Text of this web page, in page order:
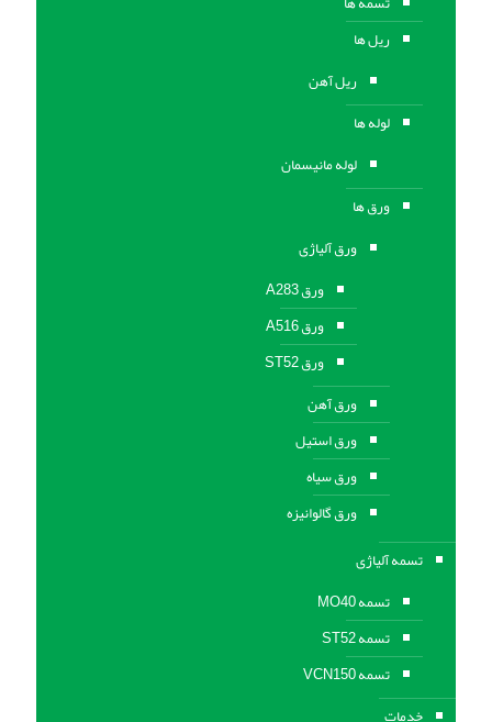
ریل ها
ریل آهن
لوله ها
لوله مانیسمان
ورق ها
ورق آلیاژی
ورق A283
ورق A516
ورق ST52
ورق آهن
ورق استیل
ورق سیاه
ورق گالوانیزه
تسمه آلیاژی
تسمه MO40
تسمه ST52
تسمه VCN150
خدمات